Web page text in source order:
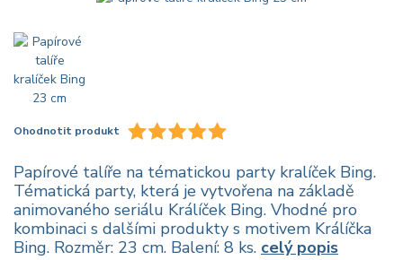
Ohodnotit produkt
Papírové talíře na tématickou party kralíček Bing.
Tématická party, která je vytvořena na základě
animovaného seriálu Králíček Bing. Vhodné pro
kombinaci s dalšími produkty s motivem Králíčka
Bing. Rozměr: 23 cm. Balení: 8 ks. celý popis